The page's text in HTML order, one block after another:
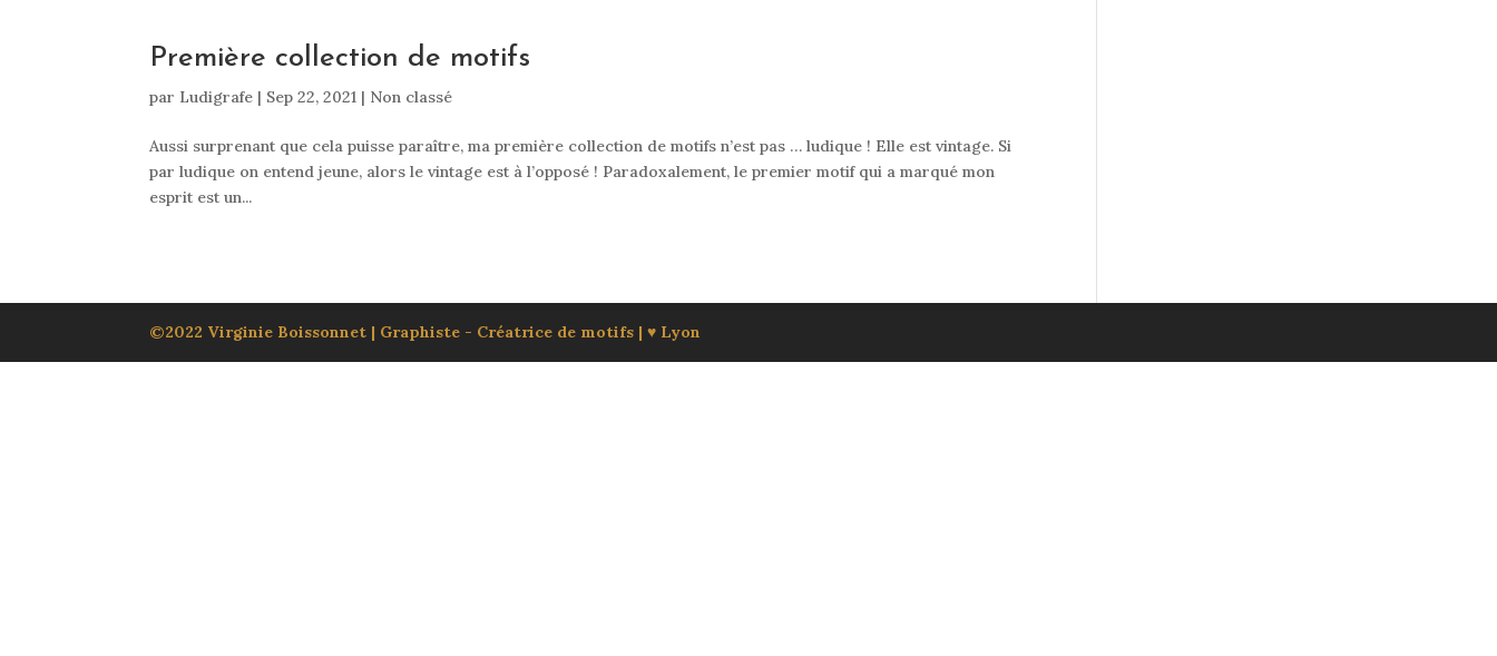
Première collection de motifs
par Ludigrafe | Sep 22, 2021 | Non classé
Aussi surprenant que cela puisse paraître, ma première collection de motifs n’est pas … ludique ! Elle est vintage. Si
par ludique on entend jeune, alors le vintage est à l’opposé ! Paradoxalement, le premier motif qui a marqué mon
esprit est un...
©2022 Virginie Boissonnet | Graphiste - Créatrice de motifs | ♥ Lyon